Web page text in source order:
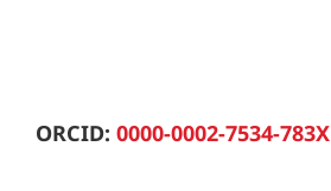
ORCID: 0000-0002-7534-783X